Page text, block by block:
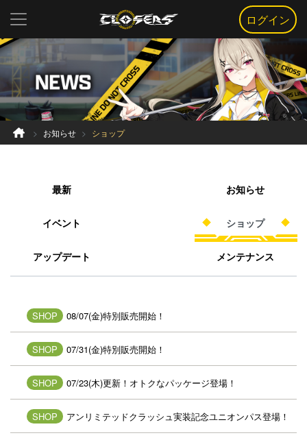
ログイン
お知らせ ショップ
最新 お知らせ
イベント ショップ
アップデート メンテナンス
SHOP 08/07(金)特別販売開始！
SHOP 07/31(金)特別販売開始！
SHOP 07/23(木)更新！オトクなパッケージ登場！
SHOP アンリミテッドクラッシュ実装記念ユニオンパス登場！